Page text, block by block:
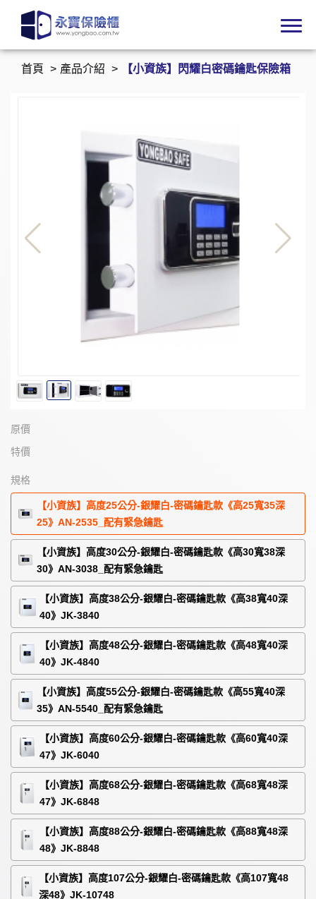
首頁 產品介紹 【小資族】閃耀白密碼鑰匙保險箱
原價
特價
規格
【小資族】高度25公分-銀耀白-密碼鑰匙款《高25寬35深
25》AN-2535_配有緊急鑰匙
【小資族】高度30公分-銀耀白-密碼鑰匙款《高30寬38深
30》AN-3038_配有緊急鑰匙
【小資族】高度38公分-銀耀白-密碼鑰匙款《高38寬40深
40》JK-3840
【小資族】高度48公分-銀耀白-密碼鑰匙款《高48寬40深
40》JK-4840
【小資族】高度55公分-銀耀白-密碼鑰匙款《高55寬40深
35》AN-5540_配有緊急鑰匙
【小資族】高度60公分-銀耀白-密碼鑰匙款《高60寬40深
47》JK-6040
【小資族】高度68公分-銀耀白-密碼鑰匙款《高68寬48深
47》JK-6848
【小資族】高度88公分-銀耀白-密碼鑰匙款《高88寬48深
48》JK-8848
【小資族】高度107公分-銀耀白-密碼鑰匙款《高107寬48
深48》JK-10748